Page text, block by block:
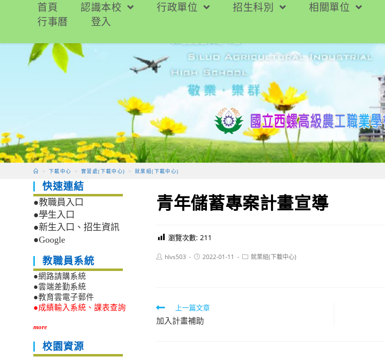
要
首頁 認識本校 行政單位 招生科別 相關單位
行事曆
登入
> 下載中心 > 實習處(下載中心) > 就業組(下載中心)
青年儲蓄專案計畫宣導
瀏覽次數: 211
Posthlvs503
Post2022-01-11
Post就業組(下載中心)
Read
more
上一篇文章
加入計畫補助
快速連結
●教職員入口
●學生入口
●新生入口、招生資訊
●Google
教職員系統
●網路請購系統
●雲端差勤系統
●教育雲電子郵件
●成績輸入系統、課表查詢
more
校園資源